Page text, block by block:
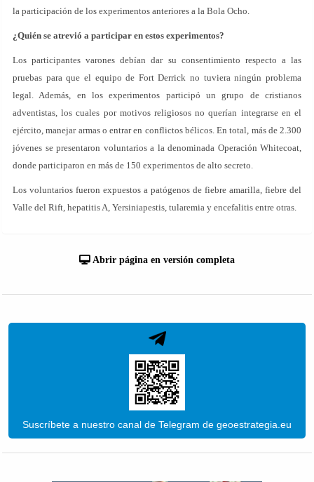
la participación de los experimentos anteriores a la Bola Ocho.
¿Quién se atrevió a participar en estos experimentos?
Los participantes varones debían dar su consentimiento respecto a las
pruebas para que el equipo de Fort Derrick no tuviera ningún problema
legal. Además, en los experimentos participó un grupo de cristianos
adventistas, los cuales por motivos religiosos no querían integrarse en el
ejército, manejar armas o entrar en conflictos bélicos. En total, más de 2.300
jóvenes se presentaron voluntarios a la denominada Operación Whitecoat,
donde participaron en más de 150 experimentos de alto secreto.
Los voluntarios fueron expuestos a patógenos de fiebre amarilla, fiebre del
Valle del Rift, hepatitis A, Yersiniapestis, tularemia y encefalitis entre otras.
Abrir página en versión completa
Suscríbete a nuestro canal de Telegram de geoestrategia.eu